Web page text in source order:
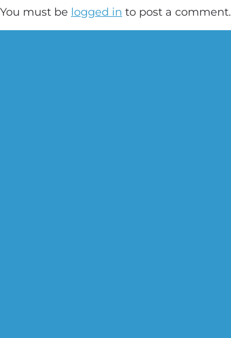
You must be logged in to post a comment.